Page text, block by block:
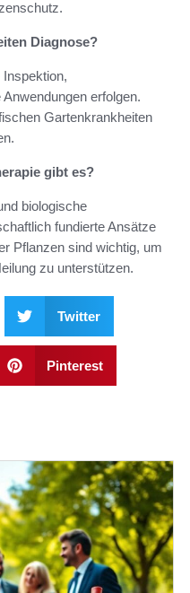
Diagnose?
erfolgen.
Gartenkrankheiten
gibt es?
biologische
fundierte Ansätze
Pflanzen sind wichtig, um
zu unterstützen.
Twitter
Pinterest